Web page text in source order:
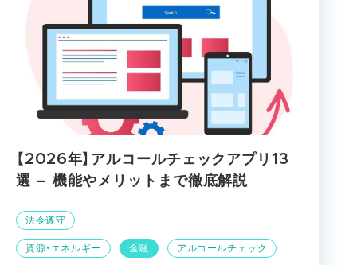
【2026年】アルコールチェックアプリ13
選 – 機能やメリットまで徹底解説
資源・エネルギー 金融 アルコールチェック
法令遵守